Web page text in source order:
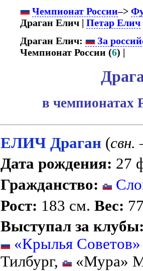
Чемпионат России–>
Драган Елич | Петар Елич
Драган Елич:
За
Чемпионат России (6) |
в чемпионатах
ЕЛИЧ Драган (свн.
Дата рождения: 27
Гражданство:
Рост: 183 см.Вес:
Выступал за
«Крылья
Тилбург,
«Мура»